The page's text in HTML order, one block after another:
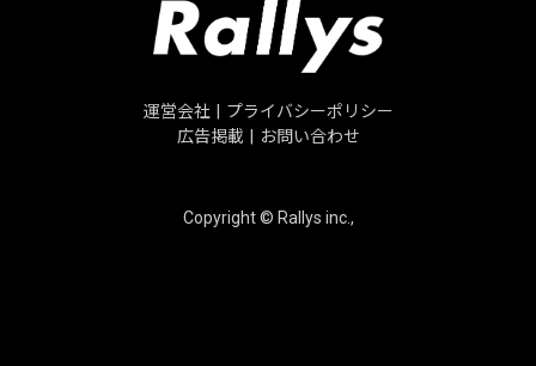
運営会社
プライバシーポリシー
広告掲載
お問い合わせ
Copyright © Rallys inc.,